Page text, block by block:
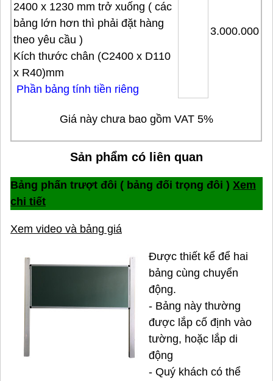
2400 x 1230 mm trở xuống ( các
bảng lớn hơn thì phải đặt hàng
theo yêu cầu )
Kích thước chân (C2400 x D110
x R40)mm
Phần bảng tính tiền riêng
3.000.000
Giá này chưa bao gồm VAT 5%
Sản phẩm có liên quan
Bảng phấn trượt đôi ( bảng đối trọng đôi ) Xem
chi tiết
Xem video và bảng giá
Được thiết kể để hai
bảng cùng chuyển
động.
- Bảng này thường
được lắp cố định vào
tường, hoặc lắp di
động
- Quý khách có thể